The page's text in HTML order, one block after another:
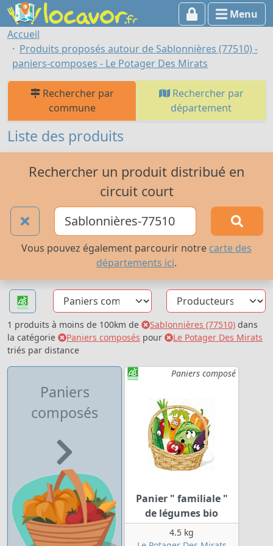
Menu
Accueil
Produits proposés autour de Sablonnières (77510) -
paniers-composes - Le Potager Des Mirats
Rechercher par
commune
Rechercher par
département
Liste des produits
Rechercher un produit distribué en
circuit court
Vous pouvez également parcourir notre carte des
départements ici.
1 produits à moins de 100km de Sablonnières (77510) dans
la catégorie
Paniers composés pour
Le Potager Des Mirats
triés par distance
Paniers
composés
Paniers composé
Panier " familiale "
de légumes bio
4.5 kg